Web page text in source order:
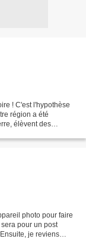
! C'est l'hypothèse
région a été
élèvent des
photo pour faire
pour un post
je reviens